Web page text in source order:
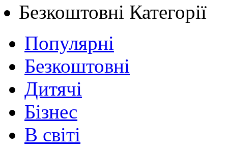
Безкоштовні Категорії
Популярні
Безкоштовні
Дитячі
Бізнес
В світі